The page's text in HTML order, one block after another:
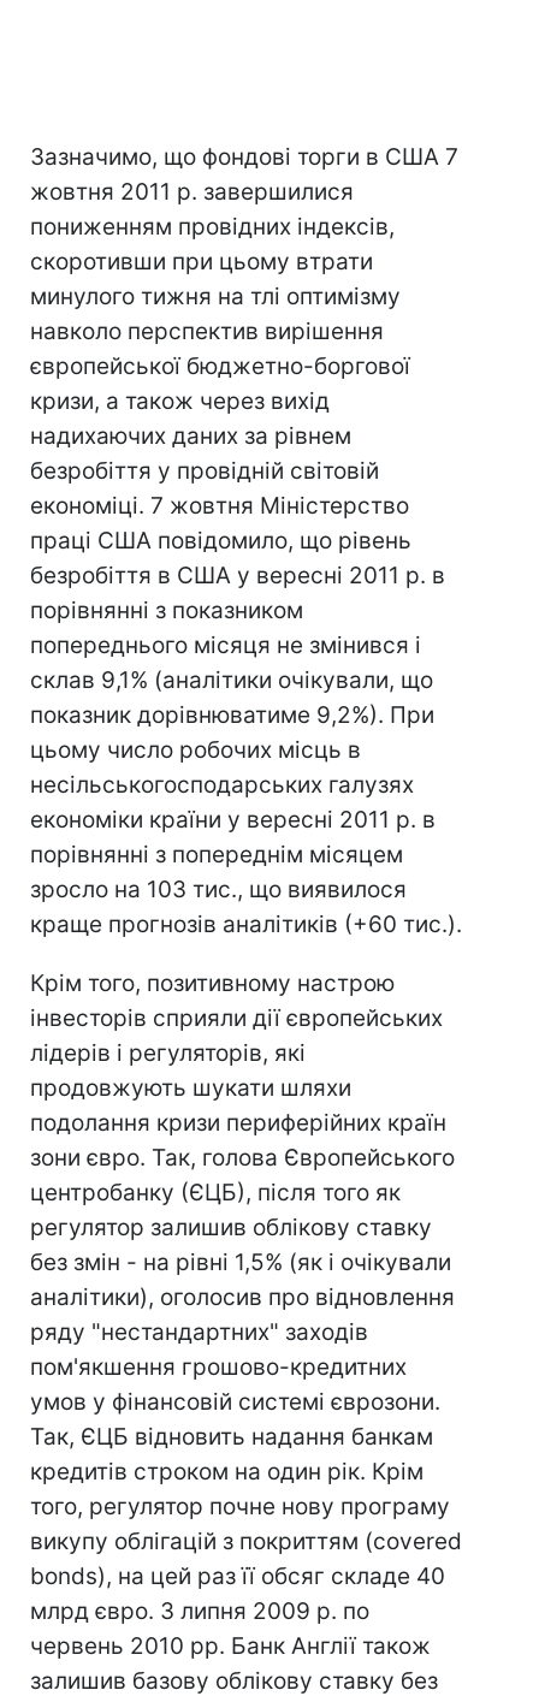
Зазначимо, що фондові торги в США 7
жовтня 2011 р. завершилися
пониженням провідних індексів,
скоротивши при цьому втрати
минулого тижня на тлі оптимізму
навколо перспектив вирішення
європейської бюджетно-боргової
кризи, а також через вихід
надихаючих даних за рівнем
безробіття у провідній світовій
економіці. 7 жовтня Міністерство
праці США повідомило, що рівень
безробіття в США у вересні 2011 р. в
порівнянні з показником
попереднього місяця не змінився і
склав 9,1% (аналітики очікували, що
показник дорівнюватиме 9,2%). При
цьому число робочих місць в
несільськогосподарських галузях
економіки країни у вересні 2011 р. в
порівнянні з попереднім місяцем
зросло на 103 тис., що виявилося
краще прогнозів аналітиків (+60 тис.).
Крім того, позитивному настрою
інвесторів сприяли дії європейських
лідерів і регуляторів, які
продовжують шукати шляхи
подолання кризи периферійних країн
зони євро. Так, голова Європейського
центробанку (ЄЦБ), після того як
регулятор залишив облікову ставку
без змін - на рівні 1,5% (як і очікували
аналітики), оголосив про відновлення
ряду "нестандартних" заходів
пом'якшення грошово-кредитних
умов у фінансовій системі єврозони.
Так, ЄЦБ відновить надання банкам
кредитів строком на один рік. Крім
того, регулятор почне нову програму
викупу облігацій з покриттям (covered
bonds), на цей раз її обсяг складе 40
млрд євро. З липня 2009 р. по
червень 2010 рр. Банк Англії також
залишив базову облікову ставку без